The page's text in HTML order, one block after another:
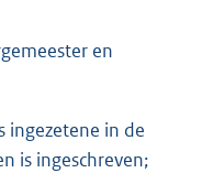
en
ingezetene in de
is ingeschreven;